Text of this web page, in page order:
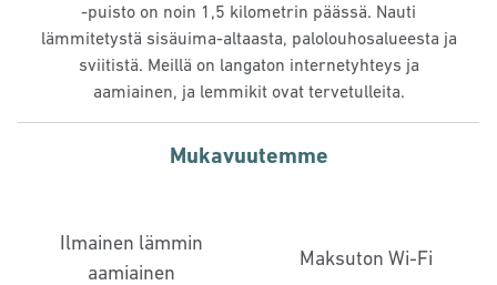
-puisto on noin 1,5 kilometrin päässä. Nauti
lämmitetystä sisäuima-altaasta, palolouhosalueesta ja
sviitistä. Meillä on langaton internetyhteys ja
aamiainen, ja lemmikit ovat tervetulleita.
Mukavuutemme
Ilmainen lämmin
aamiainen
Maksuton Wi-Fi